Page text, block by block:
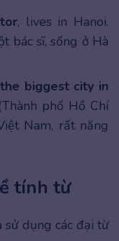
, lives in Hanoi.
bác sĩ, sống ở Hà
biggest city in
phố Hồ Chí
Nam, rất năng
tính từ
dụng các đại từ